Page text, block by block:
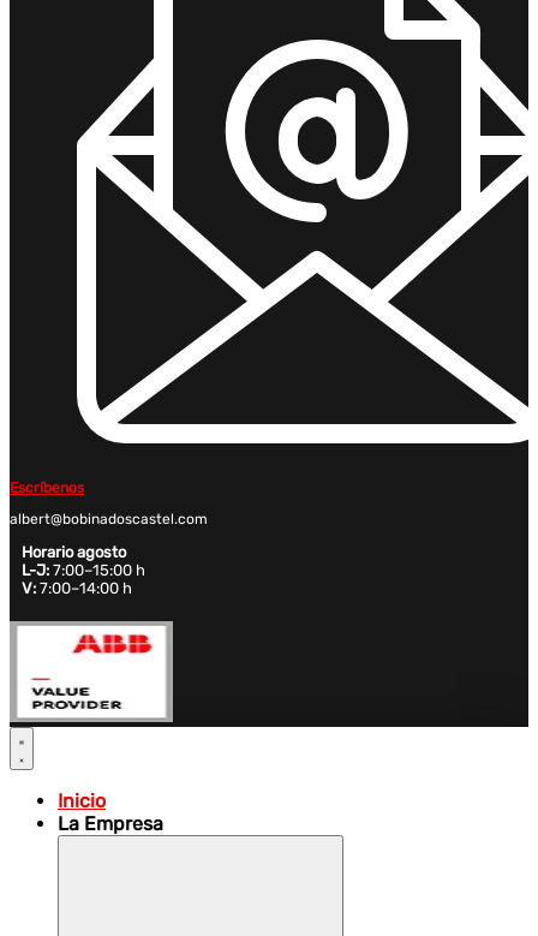
Escríbenos
albert@bobinadoscastel.com
Horario agosto
L-J: 7:00–15:00 h
V: 7:00–14:00 h
Inicio
La Empresa